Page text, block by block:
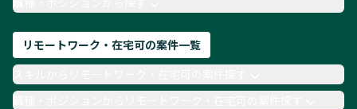
リモートワーク・在宅可の案件一覧
職種・ポジションからリモートワーク・在宅可の案件探す